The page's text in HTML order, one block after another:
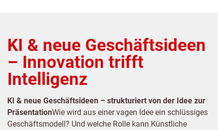
KI & neue Geschäftsideen
– Innovation trifft
Intelligenz
KI & neue Geschäftsideen – strukturiert von der Idee zur
PräsentationWie wird aus einer vagen Idee ein schlüssiges
Geschäftsmodell? Und welche Rolle kann Künstliche